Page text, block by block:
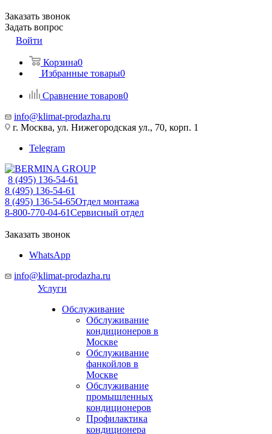
Заказать звонок
Задать вопрос
Войти
Корзина0
Избранные товары0
Сравнение товаров0
info@klimat-prodazha.ru
г. Москва, ул. Нижегородская ул., 70, корп. 1
Telegram
8 (495) 136-54-61
8 (495) 136-54-61
8 (495) 136-54-65Отдел монтажа
8-800-770-04-61Сервисный отдел
Заказать звонок
WhatsApp
info@klimat-prodazha.ru
Услуги
Обслуживание
Обслуживание
кондиционеров в
Москве
Обслуживание
фанкойлов в
Москве
Обслуживание
промышленных
кондиционеров
Профилактика
кондиционера